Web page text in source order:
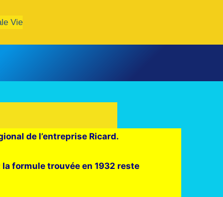
Vie
de l’entreprise Ricard.
formule trouvée en 1932 reste